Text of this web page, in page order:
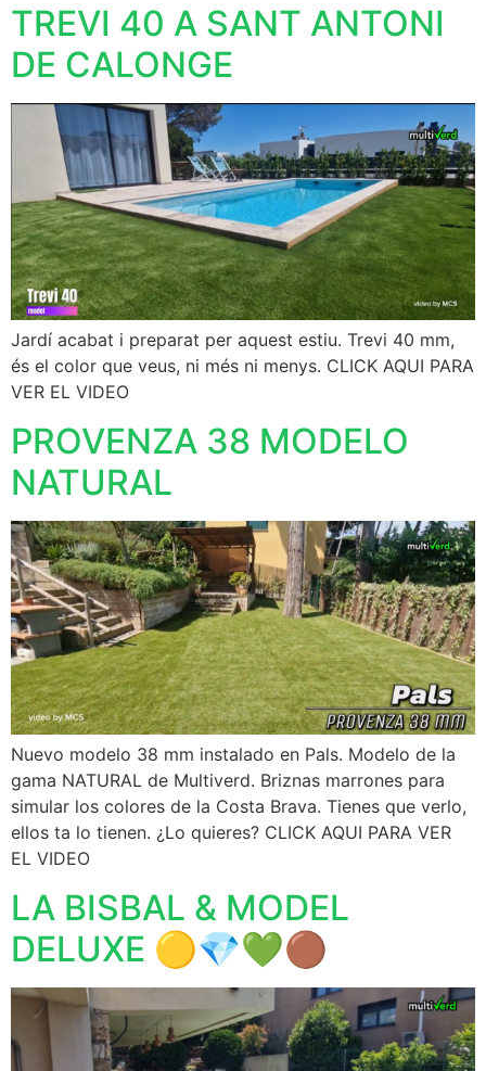
TREVI 40 A SANT ANTONI
DE CALONGE
Jardí acabat i preparat per aquest estiu. Trevi 40 mm,
és el color que veus, ni més ni menys. CLICK AQUI PARA
VER EL VIDEO
PROVENZA 38 MODELO
NATURAL
Nuevo modelo 38 mm instalado en Pals. Modelo de la
gama NATURAL de Multiverd. Briznas marrones para
simular los colores de la Costa Brava. Tienes que verlo,
ellos ta lo tienen. ¿Lo quieres? CLICK AQUI PARA VER
EL VIDEO
LA BISBAL & MODEL
DELUXE 🟡💎💚🟤